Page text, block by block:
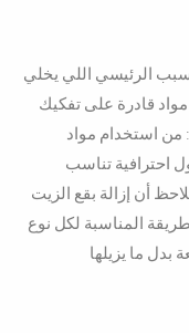
الرئيسي اللي يخلي
قادرة على تفكيك
من استخدام مواد
احترافية تناسب
أن إزالة بقع الزيت
المناسبة لكل نوع